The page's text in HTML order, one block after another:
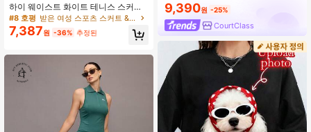
하이 웨이스트 화이트 테니스 스커트,
주머니가 달린 2 in 1 안티 플래싱 골
프/배드민턴/피트니스 반바지 스커트,
요가, 런닝, 야외 운동을 위한 여름 스
#8 호평 받은 여성 스포츠 스커트 & 스코트
7,387원 -36% 추정된
9,390원 -25%
CourtClass